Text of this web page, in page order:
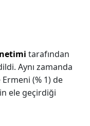
tarafından
Aynı zamanda
(% 1) de
ele geçirdiği